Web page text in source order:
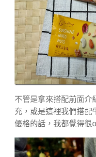
不管是拿來搭配前面介
充，或是這裡我們搭配
優格的話，我都覺得很